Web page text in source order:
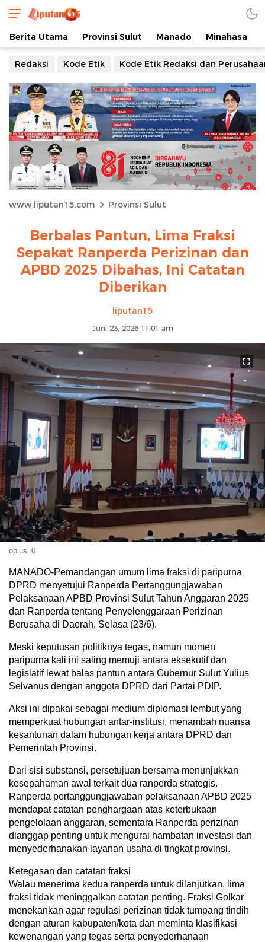
Berita Utama Provinsi Sulut Manado Minahasa
Redaksi Kode Etik Kode Etik Redaksi dan
www.liputan15.com Provinsi Sulut
Berbalas Pantun, Lima Fraksi
Sepakat Ranperda Perizinan dan
APBD 2025 Dibahas, Ini Catatan
Diberikan
liputan15
Juni 23, 2026 11:01 am
oplus_0
MANADO-Pemandangan umum lima fraksi di paripurna
DPRD menyetujui Ranperda Pertanggungjawaban
Pelaksanaan APBD Provinsi Sulut Tahun Anggaran 2025
dan Ranperda tentang Penyelenggaraan Perizinan
Berusaha di Daerah, Selasa (23/6).
Meski keputusan politiknya tegas, namun momen
paripurna kali ini saling memuji antara eksekutif dan
legislatif lewat balas pantun antara Gubernur Sulut Yulius
Selvanus dengan anggota DPRD dari Partai PDIP.
Aksi ini dipakai sebagai medium diplomasi lembut yang
memperkuat hubungan antar-institusi, menambah nuansa
kesantunan dalam hubungan kerja antara DPRD dan
Pemerintah Provinsi.
Dari sisi substansi, persetujuan bersama menunjukkan
kesepahaman awal terkait dua ranperda strategis.
Ranperda pertanggungjawaban pelaksanaan APBD 2025
mendapat catatan penghargaan atas keterbukaan
pengelolaan anggaran, sementara Ranperda perizinan
dianggap penting untuk mengurai hambatan investasi dan
menyederhanakan layanan usaha di tingkat provinsi.
Ketegasan dan catatan fraksi
Walau menerima kedua ranperda untuk dilanjutkan, lima
fraksi tidak meninggalkan catatan penting. Fraksi Golkar
menekankan agar regulasi perizinan tidak tumpang tindih
dengan aturan kabupaten/kota dan meminta klasifikasi
kewenangan yang tegas serta penyederhanaan